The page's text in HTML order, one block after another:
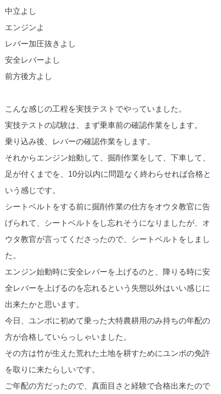
中立よし
エンジンよ
レバー加圧抜きよし
安全レバーよし
前方後方よし
こんな感じの工程を実技テストでやっていました。
実技テストの試験は、まず乗車前の確認作業をします。
乗り込み後、レバーの確認作業をします。
それからエンジン始動して、掘削作業をして、下車して、
足が付くまでを、10分以内に問題なく終わらせれば合格と
いう感じです。
シートベルトをする前に掘削作業の仕方をオウタ教官に告
げられて、シートベルトをし忘れそうになりましたが、オ
ウタ教官が言ってくださったので、シートベルトをしまし
た。
エンジン始動時に安全レバーを上げるのと、降りる時に安
全レバーを上げるのを忘れるという失態以外はいい感じに
出来たかと思います。
今日、ユンボに初めて乗った大特農耕用のみ持ちの年配の
方が合格していらっしゃいました。
その方は竹が生えた荒れた土地を耕すためにユンボの免許
を取りに来たらしいです。
ご年配の方だったので、真面目さと経験で合格出来たので